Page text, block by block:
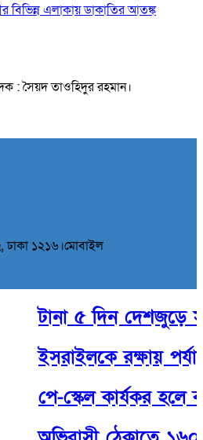
বিভিন্ন এলাকায় ডাকাতির আতঙ্ক
: সৈয়দ তাওহিদুর রহমান।
১২১৬।মোবাইল
টানা ৫ দিন দেশজুড়ে
ইসরাইলকে রক্ষায়
পে-স্কেল কার্যকর হলে